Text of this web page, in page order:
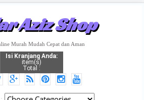
Aziz Shop
Murah Mudah Cepat dan Aman
Isi Kranjang Anda:
item(s)
Total :